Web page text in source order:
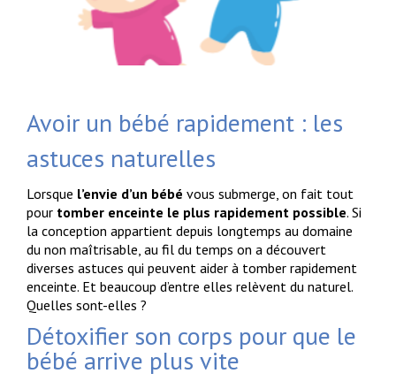
Avoir un bébé rapidement : les
astuces naturelles
Lorsque l’envie d’un bébé vous submerge, on fait tout
pour tomber enceinte le plus rapidement possible. Si
la conception appartient depuis longtemps au domaine
du non maîtrisable, au fil du temps on a découvert
diverses astuces qui peuvent aider à tomber rapidement
enceinte. Et beaucoup d’entre elles relèvent du naturel.
Quelles sont-elles ?
Détoxifier son corps pour que le
bébé arrive plus vite